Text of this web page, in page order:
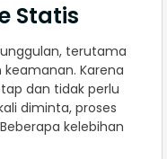
Statis
terutama
Karena
dan tidak perlu
diminta, proses
kelebihan